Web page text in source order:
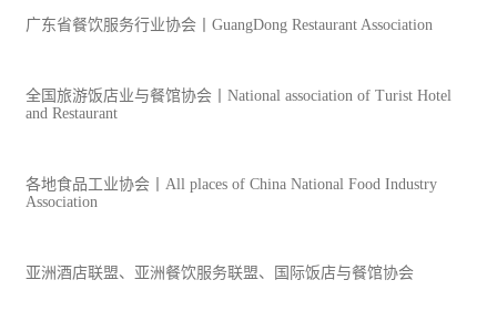
广东省餐饮服务行业协会丨GuangDong Restaurant Association
全国 旅游饭店业与餐馆协会丨National association of Turist Hotel
and Restaurant
各地食品工业协会丨All places of China National Food Industry
Association
亚洲酒店联盟、亚洲餐饮服务联盟、国际饭店与餐馆协会